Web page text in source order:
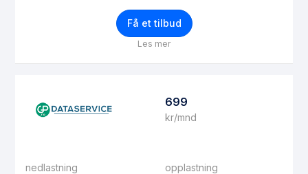
Få et tilbud
Les mer
699
kr/mnd
nedlastning opplastning